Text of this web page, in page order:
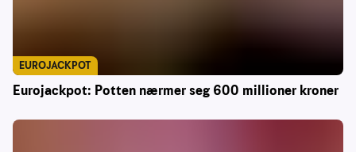
Eurojackpot: Potten nærmer seg 600 millioner kroner
EUROJACKPOT